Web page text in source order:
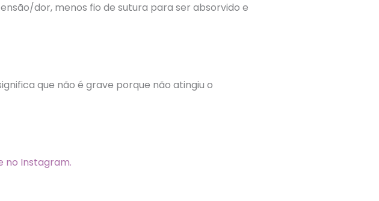
dor, menos fio de sutura para ser absorvido e
que não é grave porque não atingiu o
no Instagram.